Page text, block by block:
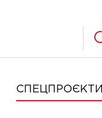
СПЕЦПРОЄКТИ